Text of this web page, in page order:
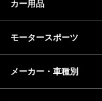
カー用品
モータースポーツ
メーカー・車種別